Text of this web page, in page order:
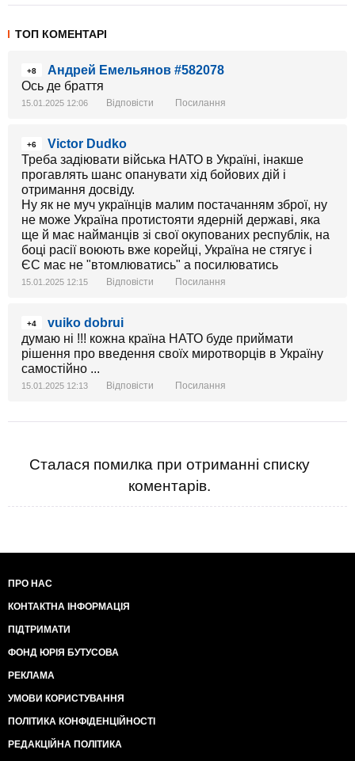
ТОП КОМЕНТАРІ
+8
Андрей Емельянов #582078
Ось де браття
15.01.2025 12:06 Відповісти Посилання
+6
Victor Dudko
Треба задіювати війська НАТО в Україні, інакше
прогавлять шанс опанувати хід бойових дій і
отримання досвіду.
Ну як не муч українців малим постачанням зброї, ну
не може Україна протистояти ядерній державі, яка
ще й має найманців зі свої окупованих республік, на
боці расії воюють вже корейці, Україна не стягує і
ЄС має не "втомлюватись" а посилюватись
15.01.2025 12:15 Відповісти Посилання
+4
vuiko dobrui
думаю ні !!! кожна країна НАТО буде приймати
рішення про введення своїх миротворців в Україну
самостійно ...
15.01.2025 12:13 Відповісти Посилання
Сталася помилка при отриманні списку
коментарів.
ПРО НАС
КОНТАКТНА ІНФОРМАЦІЯ
ПІДТРИМАТИ
ФОНД ЮРІЯ БУТУСОВА
РЕКЛАМА
УМОВИ КОРИСТУВАННЯ
ПОЛІТИКА КОНФІДЕНЦІЙНОСТІ
РЕДАКЦІЙНА ПОЛІТИКА